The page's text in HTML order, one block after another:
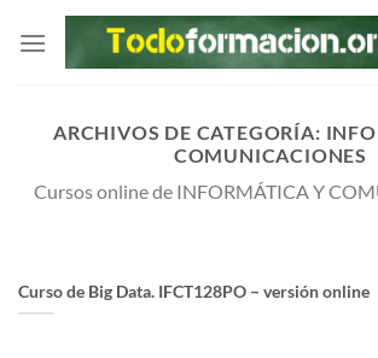
contenido
ARCHIVOS DE CATEGORÍA:
COMUNICACIONES
Cursos online de INFORMÁTICA Y
Curso de Big Data. IFCT128PO – versión online